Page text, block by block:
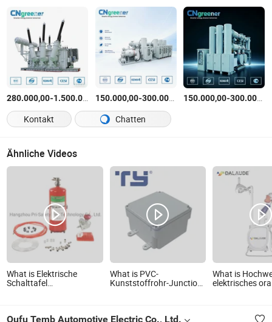
280.000,00-1.500.000,00 $/Stück
150.000,00-300.000,00 $/Stück
150.000,00-300.000,00
Kontakt Chatten
Ähnliche Videos
What is Elektrische
Schalttafel
What is PVC-
Kunststoffrohr-Junction-
UL 651 & ETL
What is
elektrisches
Qufu Temb Automotive Electric Co., Ltd.